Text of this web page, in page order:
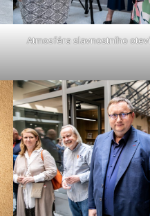
Atmosféra slavnostního